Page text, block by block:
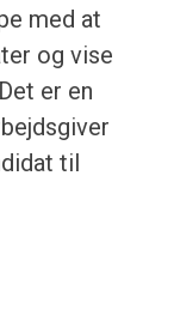
med at
og vise
er en
til